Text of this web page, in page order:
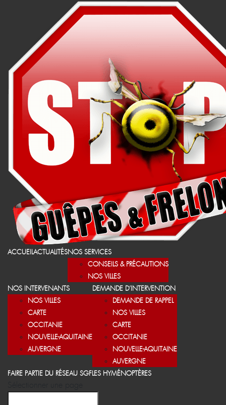
ACCUEILACTUALITÉSNOS SERVICES
CONSEILS & PRÉCAUTIONS
NOS VILLES
NOS INTERVENANTS
NOS VILLES
CARTE
OCCITANIE
NOUVELLE-AQUITAINE
AUVERGNE
DEMANDE D’INTERVENTION
DEMANDE DE RAPPEL
NOS VILLES
CARTE
OCCITANIE
NOUVELLE-AQUITAINE
AUVERGNE
FAIRE PARTIE DU RÉSEAU SGFLES HYMÉNOPTÈRES